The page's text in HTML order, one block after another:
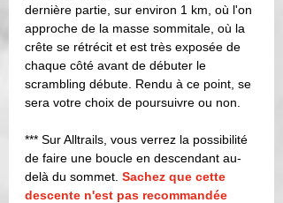
dernière partie, sur environ 1 km, où l'on
approche de la masse sommitale, où la
crête se rétrécit et est très exposée de
chaque côté avant de débuter le
scrambling débute. Rendu à ce point, se
sera votre choix de poursuivre ou non.
*** Sur Alltrails, vous verrez la possibilité
de faire une boucle en descendant au-
delà du sommet. Sachez que cette
descente n'est pas recommandée